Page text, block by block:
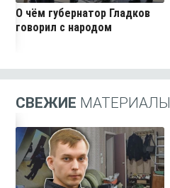
О чём губернатор Гладков
говорил с народом
СВЕЖИЕ МАТЕРИАЛЫ